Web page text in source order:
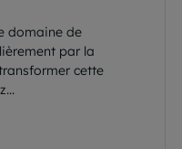
domaine de
par la
cette